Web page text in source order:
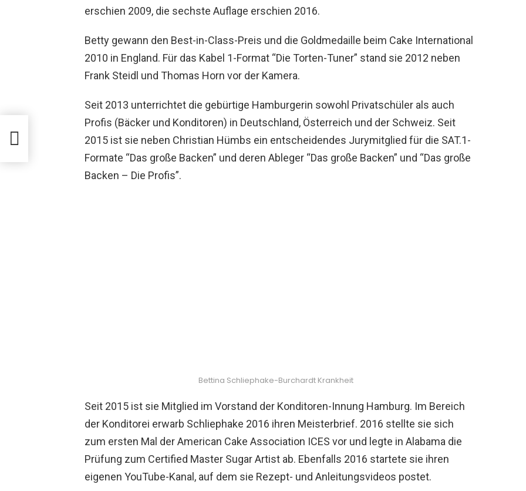
erschien 2009, die sechste Auflage erschien 2016.
Betty gewann den Best-in-Class-Preis und die Goldmedaille beim Cake International
2010 in England. Für das Kabel 1-Format “Die Torten-Tuner” stand sie 2012 neben
Frank Steidl und Thomas Horn vor der Kamera.
Seit 2013 unterrichtet die gebürtige Hamburgerin sowohl Privatschüler als auch
Profis (Bäcker und Konditoren) in Deutschland, Österreich und der Schweiz. Seit
2015 ist sie neben Christian Hümbs ein entscheidendes Jurymitglied für die SAT.1-
Formate “Das große Backen” und deren Ableger “Das große Backen” und “Das große
Backen – Die Profis”.
Bettina Schliephake-Burchardt Krankheit
Seit 2015 ist sie Mitglied im Vorstand der Konditoren-Innung Hamburg. Im Bereich
der Konditorei erwarb Schliephake 2016 ihren Meisterbrief. 2016 stellte sie sich
zum ersten Mal der American Cake Association ICES vor und legte in Alabama die
Prüfung zum Certified Master Sugar Artist ab. Ebenfalls 2016 startete sie ihren
eigenen YouTube-Kanal, auf dem sie Rezept- und Anleitungsvideos postet.